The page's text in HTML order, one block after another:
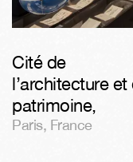
Cité de
l’architecture et
patrimoine,
Paris, France